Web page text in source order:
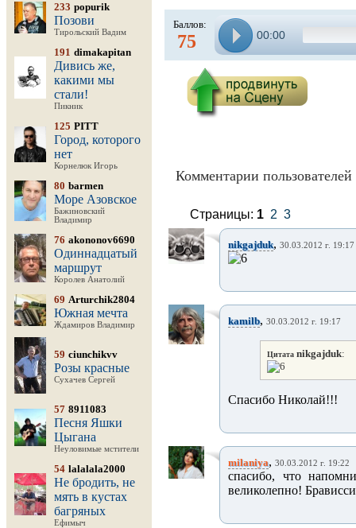
233 popurik
Позови
Тирольский Вадим
191 dimakapitan
Дивись же,
какими мы
стали!
Пикник
125 PITT
Город, которого
нет
Корнелюк Игорь
80 barmen
Море Азовское
Бажиновский
Владимир
76 akononov6690
Одиннадцатый
маршрут
Королев Анатолий
69 Arturchik2804
Южная мечта
Ждамиров Владимир
59 ciunchikvv
Розы красные
Сухачев Сергей
57 8911083
Песня Яшки
Цыгана
Неуловимые мстители
54 lalalala2000
Не бродить, не
мять в кустах
багряных
Ефимыч
Баллов:
75 00:00
Комментарии пользователей
Страницы: 1 2 3
nikgajduk, 30.03.2012 г. 19:17
kamilb, 30.03.2012 г. 19:17
Цитата nikgajduk:
Спасибо Николай!!!
milaniya, 30.03.2012 г. 19:22
спасибо, что
великолепно!